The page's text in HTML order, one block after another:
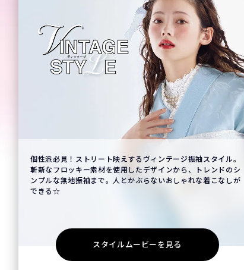
古典和柄を粋に着こなす。艶やかに大人っぽく纏うきれいめ振
袖スタイル。
スタイルムービーを見る